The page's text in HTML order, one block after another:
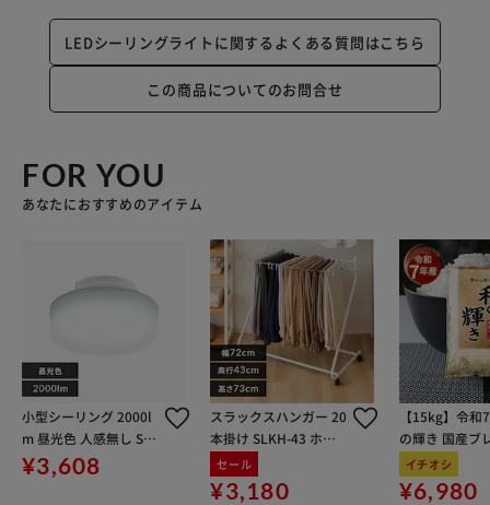
LEDシーリングライトに関するよくある質問はこちら
この商品についてのお問合せ
FOR YOU
あなたにおすすめのアイテム
小型シーリング 2000l
m 昼光色 人感無し SCL
20D-H
¥3,608
スラックスハンガー 20
本掛け SLKH-43 ホワ
イト
セール
¥3,180
【15kg】令和
の輝き 国産ブ
kg×3袋
イチオシ
¥6,980